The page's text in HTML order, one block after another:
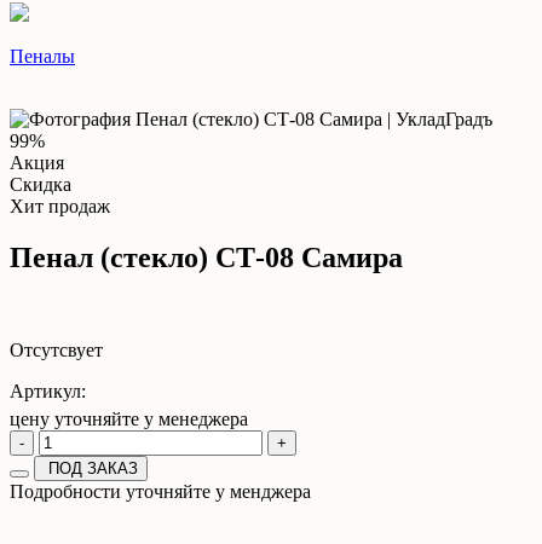
Пеналы
99%
Акция
Скидка
Хит продаж
Пенал (стекло) СТ-08 Самира
Отсутсвует
Артикул:
цену уточняйте у менеджера
-
+
ПОД ЗАКАЗ
Подробности уточняйте у менджера